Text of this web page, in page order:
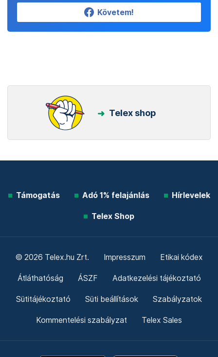
Követem!
Telex shop
Támogatás Adó 1% felajánlás Hírlevelek
Telex Shop
© 2026 Telex.hu Zrt. Impresszum Etikai kódex
Átláthatóság ÁSZF Adatkezelési tájékoztató
Sütitájékoztató Süti beállítások Szabályzatok
Kommentelési szabályzat Telex Sales